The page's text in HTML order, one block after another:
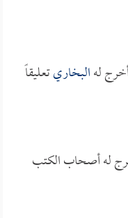
لهالبخاريتعليقاً
له أصحاب الكتب